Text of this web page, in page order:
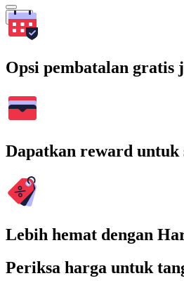
Cari
Opsi pembatalan gratis
Dapatkan reward untuk
Lebih hemat dengan
Periksa harga untuk